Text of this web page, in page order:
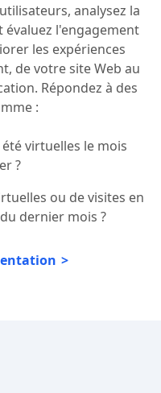
analysez la
évaluez l'engagement
les expériences
de votre site Web au
Répondez à des
:
virtuelles le mois
?
ou de visites en
dernier mois ?